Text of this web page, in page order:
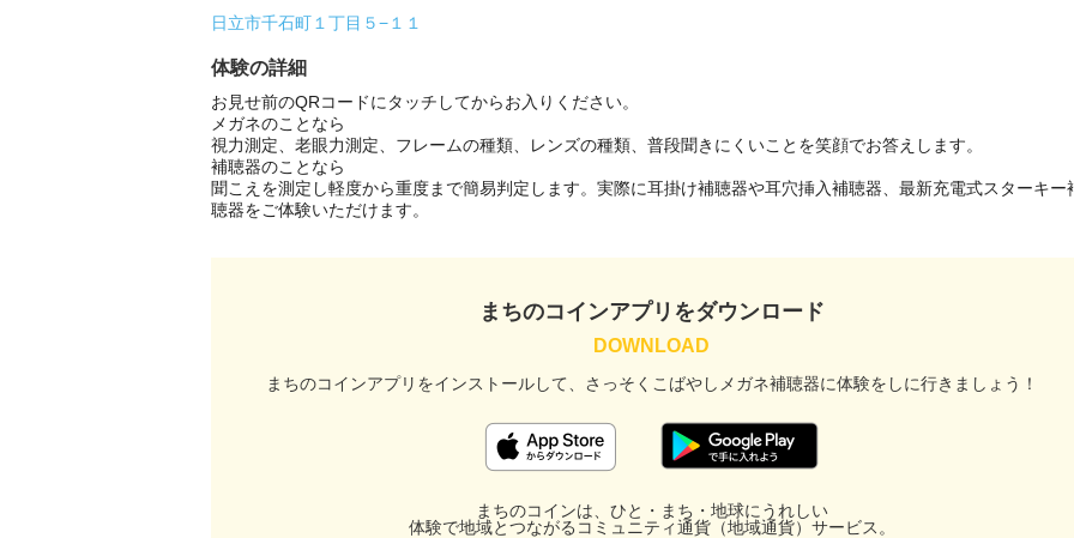
日立市千石町１丁目５−１１
体験の詳細
お見せ前のQRコードにタッチしてからお入りください。
メガネのことなら
視力測定、老眼力測定、フレームの種類、レンズの種類、普段聞きにくいことを笑顔でお答えします。
補聴器のことなら
聞こえを測定し軽度から重度まで簡易判定します。実際に耳掛け補聴器や耳穴挿入補聴器、最新充電式スターキー
聴器をご体験いただけます。
まちのコインアプリをダウンロード
まちのコインアプリをインストールして、 さっそくこばやしメガネ補聴器に体験をしに行きましょう！
まちのコインは、ひと・まち・地球にうれしい
体験で地域とつながるコミュニティ通貨（地域通貨）サービス。